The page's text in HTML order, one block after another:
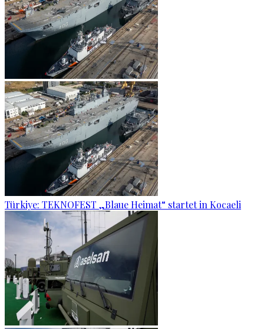
Türkiye: TEKNOFEST „Blaue Heimat“ startet in Kocaeli